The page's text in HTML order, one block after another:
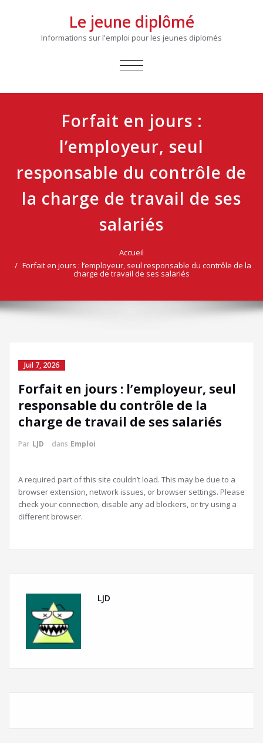
Le jeune diplômé
Informations sur l'emploi pour les jeunes diplomés
AFFICHER/MASQUER
Forfait en jours :
l’employeur, seul
responsable du contrôle de
la charge de travail de ses
salariés
Accueil
Forfait en jours : l’employeur, seul responsable du contrôle de la
charge de travail de ses salariés
Juil 7, 2026
Forfait en jours : l’employeur, seul
responsable du contrôle de la
charge de travail de ses salariés
Par LJD dans Emploi
A required part of this site couldn’t load. This may be due to a
browser extension, network issues, or browser settings. Please
check your connection, disable any ad blockers, or try using a
different browser.
LJD